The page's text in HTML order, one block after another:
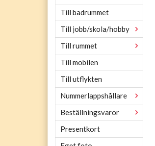
Till badrummet
Till jobb/skola/hobby
Till rummet
Till mobilen
Till utflykten
Nummerlappshållare
Beställningsvaror
Presentkort